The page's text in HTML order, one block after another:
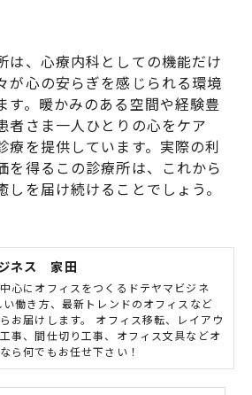
は、心療内科としての機能だけ
が心の安らぎを感じられる環境
す。暖かみのある空間や経験豊
者さま一人ひとりの心をケア
療を提供しています。実際の利
を得るこの診療所は、これから
を届け続けることでしょう。
ネス 家田
心にオフィスをつくるドテヤマビジネ
い働き方、最新トレンドのオフィスなど
お届けします。 オフィス移転、レイアウ
事、間仕切り工事、オフィス文具などオ
ら何でもお任せ下さい！